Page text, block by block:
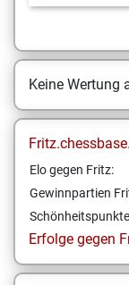
Keine Wertung
Elo gegen Fritz:
Gewinnpartien
Schönheitspunkte
Erfolge gegen